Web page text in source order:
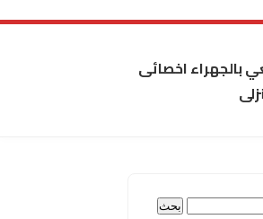
بالجهراء اخصائى